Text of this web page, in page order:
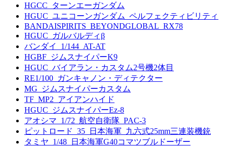
HGCC_ターンエーガンダム
HGUC_ユニコーンガンダム_ペルフェクティビリティ
BANDAISPIRITS_BEYONDGLOBAL_RX78
HGUC_ガルバルディβ
バンダイ_1/144_AT-AT
HGBF_ジムスナイパーK9
HGUC_バイアラン・カスタム2号機2体目
RE1/100_ガンキャノン・ディテクター
MG_ジムスナイパーカスタム
TF_MP2_アイアンハイド
HGUC_ジムスナイパーEz-8
アオシマ_1/72_航空自衛隊_PAC-3
ピットロード_35_日本海軍_九六式25mm三連装機銃
タミヤ_1/48_日本海軍G40コマツブルドーザー